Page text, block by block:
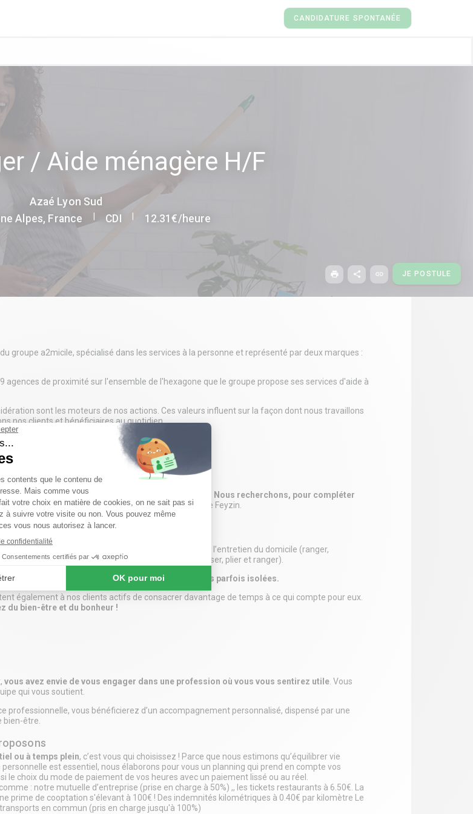
CANDIDATURE SPONTANÉE
/ Aide ménagère H/F
Azaé Lyon Sud
Alpes, France
| CDI | 12.31€/heure
print share link JE POSTULE
groupe a2micile, spécialisé dans les services à la personne et représenté par deux marques :
agences de proximité sur l'ensemble de l'hexagone que le groupe propose ses services d'aide à
sont les moteurs de nos actions. Ces valeurs influent sur la façon dont nous travaillons
nos clients et bénéficiaires au quotidien.
humaine !
métier où l’humain est au centre des préoccupations ?
Nous recherchons, pour compléter
un(e) aide ménager(ère)intervenant sur le secteur de Feyzin.
autonomie
à nos clients et à nos bénéficiaires en assurant l’entretien du domicile (ranger,
les surfaces et les sols) et du linge (étendre, repasser, plier et ranger).
écoute, vous redonnez le sourire à des personnes parfois isolées.
également à nos clients actifs de consacrer davantage de temps à ce qui compte pour eux.
du bien-être et du bonheur !
vous avez envie de vous engager dans une profession où vous vous sentirez utile . Vous
qui vous soutient.
professionnelle, vous bénéficierez d’un accompagnement personnalisé, dispensé par une
bien-être.
ou à temps plein, c’est vous qui choisissez ! Parce que nous estimons qu’équilibrer vie
est essentiel, nous élaborons pour vous un planning qui prend en compte vos
le choix du mode de paiement de vos heures avec un paiement lissé ou au réel.
comme : notre mutuelle d’entreprise (prise en charge à 50%) ,, les tickets restaurants à 6.50€. La
prime de cooptation s'élevant à 100€ ! Des indemnités kilométriques à 0.40€ par kilomètre Le
en commun (pris en charge jusqu'à 100%)